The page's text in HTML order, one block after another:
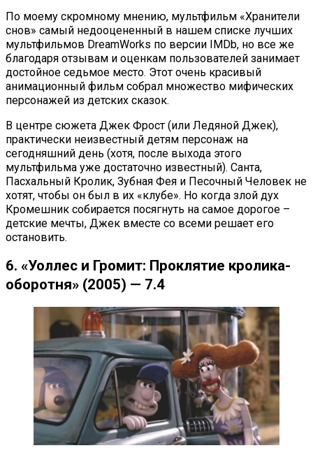
По моему скромному мнению, мультфильм «Хранители
снов» самый недооцененный в нашем списке лучших
мультфильмов DreamWorks по версии IMDb, но все же
благодаря отзывам и оценкам пользователей занимает
достойное седьмое место. Этот очень красивый
анимационный фильм собрал множество мифических
персонажей из детских сказок.
В центре сюжета Джек Фрост (или Ледяной Джек),
практически неизвестный детям персонаж на
сегодняшний день (хотя, после выхода этого
мультфильма уже достаточно известный). Санта,
Пасхальный Кролик, Зубная Фея и Песочный Человек не
хотят, чтобы он был в их «клубе». Но когда злой дух
Кромешник собирается посягнуть на самое дорогое –
детские мечты, Джек вместе со всеми решает его
остановить.
6. «Уоллес и Громит: Проклятие кролика-
оборотня» (2005) — 7.4